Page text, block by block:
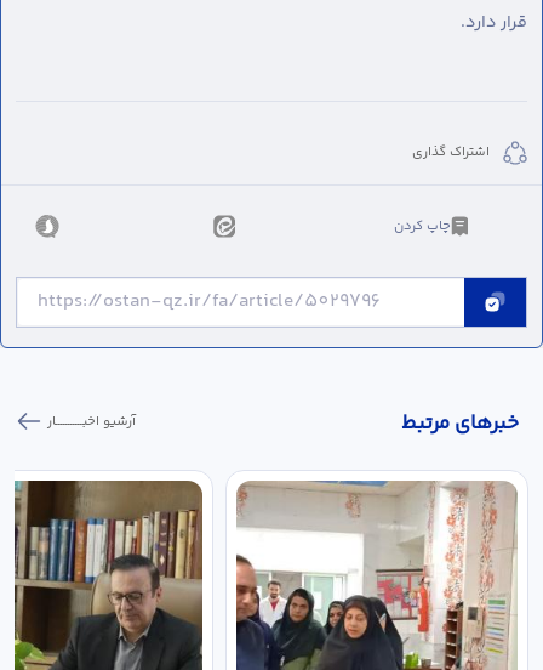
قرار دارد.
اشتراک گذاری
چاپ کردن
خبر‌های مرتبط آرشیو اخبـــــــــــار